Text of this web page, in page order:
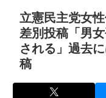
立憲民主党女
差別投稿「男
される」過去
稿